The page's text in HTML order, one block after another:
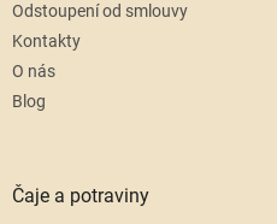
Odstoupení od smlouvy
Kontakty
O nás
Blog
Čaje a potraviny